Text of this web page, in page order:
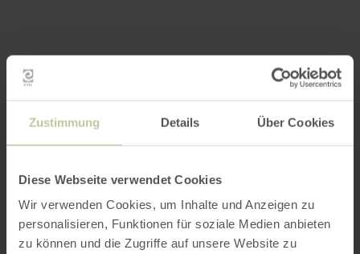
Zustimmung Details Über Cookies
Diese Webseite verwendet Cookies
Wir verwenden Cookies, um Inhalte und Anzeigen zu
personalisieren, Funktionen für soziale Medien anbieten
zu können und die Zugriffe auf unsere Website zu